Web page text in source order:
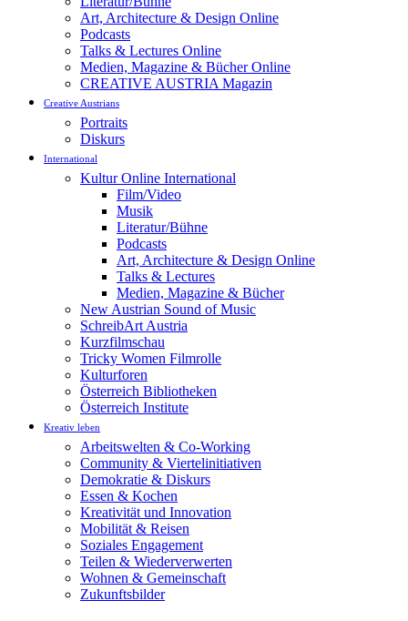
Art, Architecture & Design Online
Podcasts
Talks & Lectures Online
Medien, Magazine & Bücher Online
CREATIVE AUSTRIA Magazin
Creative Austrians
Portraits
Diskurs
International
Kultur Online International
Film/Video
Musik
Literatur/Bühne
Podcasts
Art, Architecture & Design Online
Talks & Lectures
Medien, Magazine & Bücher
New Austrian Sound of Music
SchreibArt Austria
Kurzfilmschau
Tricky Women Filmrolle
Kulturforen
Österreich Bibliotheken
Österreich Institute
Kreativ leben
Arbeitswelten & Co-Working
Community & Viertelinitiativen
Demokratie & Diskurs
Essen & Kochen
Kreativität und Innovation
Mobilität & Reisen
Soziales Engagement
Teilen & Wiederverwerten
Wohnen & Gemeinschaft
Zukunftsbilder